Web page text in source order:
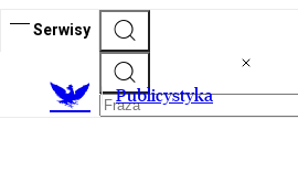
Serwisy
Publicystyka